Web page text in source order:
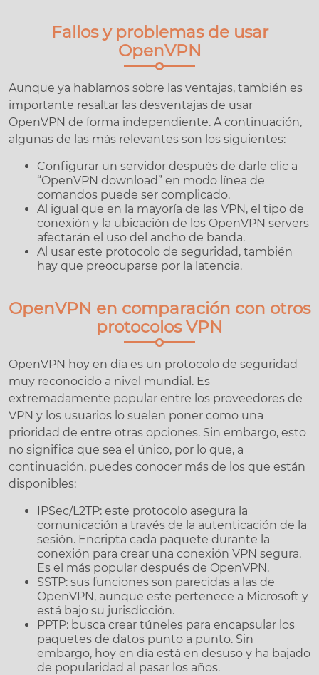
Fallos y problemas de usar
OpenVPN
Aunque ya hablamos sobre las ventajas, también es
importante resaltar las desventajas de usar
OpenVPN de forma independiente. A continuación,
algunas de las más relevantes son los siguientes:
Configurar un servidor después de darle clic a
“OpenVPN download” en modo línea de
comandos puede ser complicado.
Al igual que en la mayoría de las VPN, el tipo de
conexión y la ubicación de los OpenVPN servers
afectarán el uso del ancho de banda.
Al usar este protocolo de seguridad, también
hay que preocuparse por la latencia.
OpenVPN en comparación con otros
protocolos VPN
OpenVPN hoy en día es un protocolo de seguridad
muy reconocido a nivel mundial. Es
extremadamente popular entre los proveedores de
VPN y los usuarios lo suelen poner como una
prioridad de entre otras opciones. Sin embargo, esto
no significa que sea el único, por lo que, a
continuación, puedes conocer más de los que están
disponibles:
IPSec/L2TP: este protocolo asegura la
comunicación a través de la autenticación de la
sesión. Encripta cada paquete durante la
conexión para crear una conexión VPN segura.
Es el más popular después de OpenVPN.
SSTP: sus funciones son parecidas a las de
OpenVPN, aunque este pertenece a Microsoft y
está bajo su jurisdicción.
PPTP: busca crear túneles para encapsular los
paquetes de datos punto a punto. Sin
embargo, hoy en día está en desuso y ha bajado
de popularidad al pasar los años.